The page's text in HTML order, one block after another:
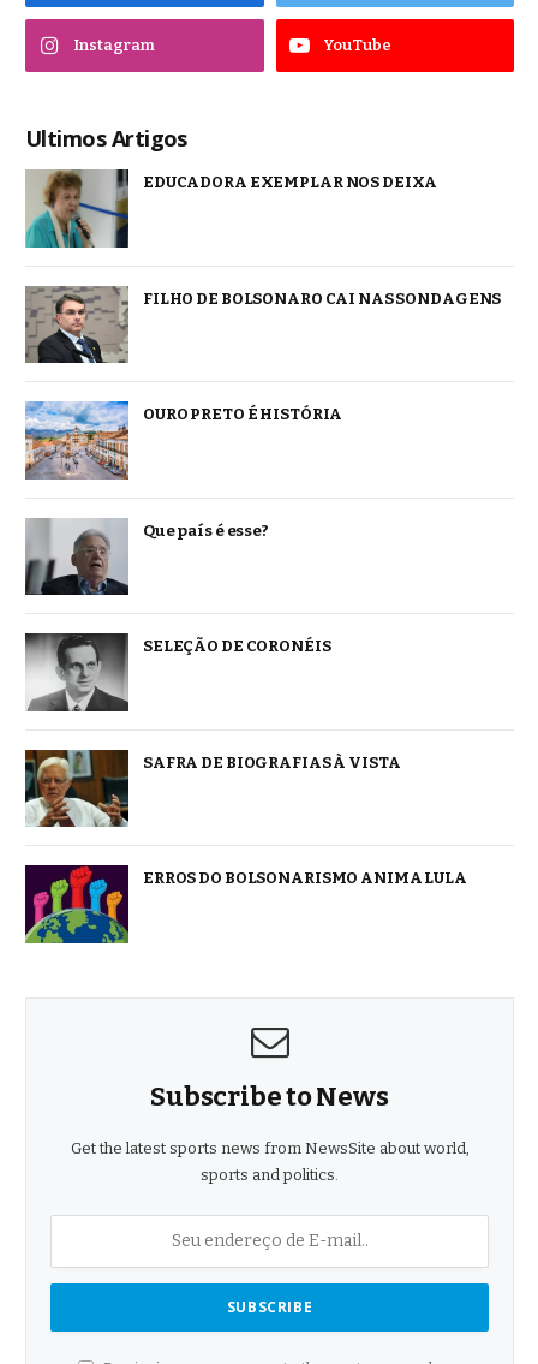
Instagram YouTube
Ultimos Artigos
EDUCADORA EXEMPLAR NOS DEIXA
FILHO DE BOLSONARO CAI NAS SONDAGENS
OURO PRETO É HISTÓRIA
Que país é esse?
SELEÇÃO DE CORONÉIS
SAFRA DE BIOGRAFIAS À VISTA
ERROS DO BOLSONARISMO ANIMA LULA
Subscribe to News
Get the latest sports news from NewsSite about world,
sports and politics.